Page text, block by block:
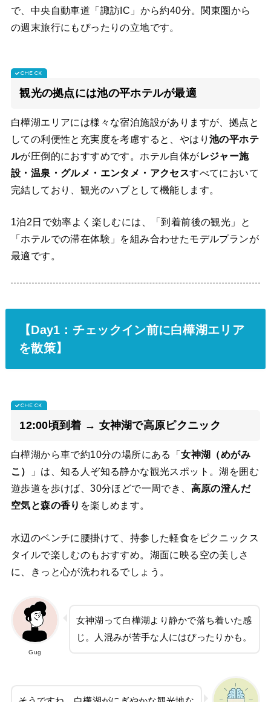
で、中央自動車道「諏訪IC」から約40分。関東圏から
の週末旅行にもぴったりの立地です。
観光の拠点には池の平ホテルが最適
白樺湖エリアには様々な宿泊施設がありますが、拠点と
しての利便性と充実度を考慮すると、やはり 池の平ホテ
ルが圧倒的におすすめです。ホテル自体がレジャー施
設・温泉・グルメ・エンタメ・アクセスすべてにおいて
完結しており、観光のハブとして機能します。
1泊2日で効率よく楽しむには、「到着前後の観光」と
「ホテルでの滞在体験」を組み合わせたモデルプランが
最適です。
【Day1：チェックイン前に白樺湖エリア
を散策】
12:00頃到着 → 女神湖で高原ピクニック
白樺湖から車で約10分の場所にある「女神湖（めがみ
こ）
」は、知る人ぞ知る静かな観光スポット。湖を囲む
遊歩道を歩けば、30分ほどで一周でき、 高原の澄んだ
空気と森の香り を楽しめます。
水辺のベンチに腰掛けて、持参した軽食をピクニックス
タイルで楽しむのもおすすめ。湖面に映る空の美しさ
に、きっと心が洗われるでしょう。
Gug
女神湖って白樺湖より静かで落ち着いた感
じ。人混みが苦手な人にはぴったりかも。